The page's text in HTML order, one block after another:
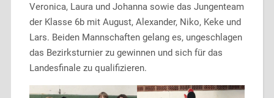
Veronica, Laura und Johanna sowie das Jungenteam
der Klasse 6b mit August, Alexander, Niko, Keke und
Lars. Beiden Mannschaften gelang es, ungeschlagen
das Bezirksturnier zu gewinnen und sich für das
Landesfinale zu qualifizieren.